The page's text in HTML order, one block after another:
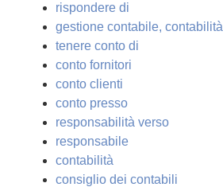
rispondere di
gestione contabile, contabilità
tenere conto di
conto fornitori
conto clienti
conto presso
responsabilità verso
responsabile
contabilità
consiglio dei contabili